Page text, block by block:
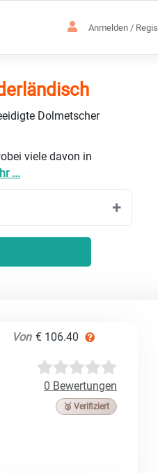
Anmelden /
Dolmetscher
viele davon in
...
Von € 106.40
0 Bewertungen
🥉 Verifiziert